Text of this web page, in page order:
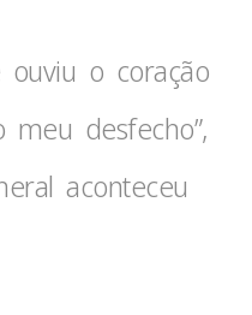
o coração
desfecho”,
aconteceu